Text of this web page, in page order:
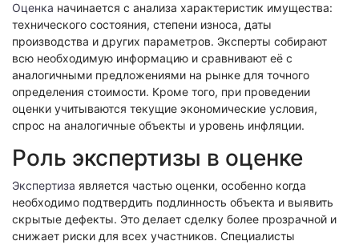
Экспертиза видео- и звукозаписей
Лингвистическая экспертиза
Автороведческая экспертиза
Психологическая экспертиза
Компьютерно-техническая экспертиза
Экспертиза игрового оборудования
Пожарно-техническая экспертиза
Экологическая экспертиза
Физико-химическая экспертиза
Лингвистическая экспертиза
Компьютерно-техническая экспертиза
Геммологическая экспертиза (ювелирная)
Экспертиза видео- и звукозаписей
Автороведческая экспертиза
Товароведческая экспертиза
Экспериза игрового оборудования
Экспертиза по технике безопасности
Физико-химическая экспертиза
Электротехническая экспертиза
Оценка начинается с анализа характеристик имущества:
технического состояния, степени износа, даты
производства и других параметров. Эксперты собирают
всю необходимую информацию и сравнивают её с
аналогичными предложениями на рынке для точного
определения стоимости. Кроме того, при проведении
оценки учитываются текущие экономические условия,
спрос на аналогичные объекты и уровень инфляции.
Роль экспертизы в оценке
Экспертиза является частью оценки, особенно когда
необходимо подтвердить подлинность объекта и выявить
скрытые дефекты. Это делает сделку более прозрачной и
снижает риски для всех участников. Специалисты